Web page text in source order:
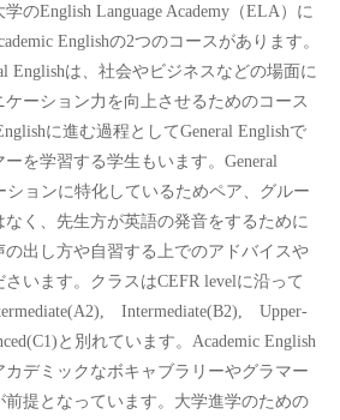
のEnglish Language Academy（ELA）に
Englishの2つのコースがあります。
Englishは、社会やビジネスなどの場面に
ーション力を向上させるためのコース
に進む過程としてGeneral Englishで
を学習する学生もいます。General
ションに特化しているためペア、グルー
く、先生方が英語の発音をするために
出し方や自習する上でのアドバイスや
います。クラスはCEFR levelに沿って
Intermediate(B2), Upper-
と別れています。Academic English
デミックなボキャブラリーやグラマー
提となっています。大学進学のための